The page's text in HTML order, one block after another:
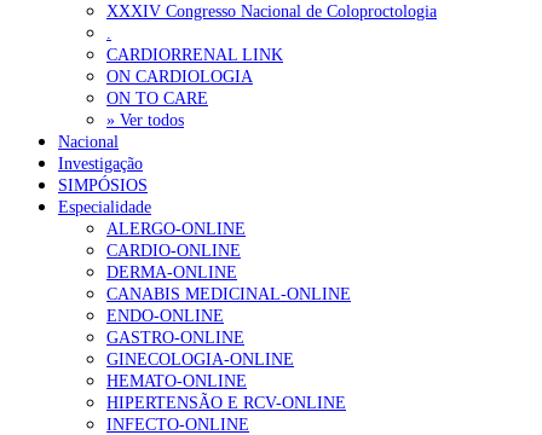
Ordem dos Médicos alerta para riscos no novo sistema de acesso
a consultas e cirurgias 7 de Agosto, 2026
Portugal está a formar os médicos de que precisa?
2026
NOTÍCIAS MAIS LIDAS
Enfermagem Forense. “Da urgência ao tribunal, cada
gesto conta e cada profissional faz a diferença”
202 visualizações
Alguns milhares de utentes podem ficar sem médico de
família com nova regras do registo, alerta associação
155 visualizações
XXXIV Congresso Nacional de Coloproctologia
.
CARDIORRENAL LINK
ON CARDIOLOGIA
ON TO CARE
» Ver todos
Nacional
Investigação
SIMPÓSIOS
Especialidade
ALERGO-ONLINE
CARDIO-ONLINE
DERMA-ONLINE
CANABIS MEDICINAL-ONLINE
ENDO-ONLINE
GASTRO-ONLINE
GINECOLOGIA-ONLINE
HEMATO-ONLINE
HIPERTENSÃO E RCV-ONLINE
INFECTO-ONLINE